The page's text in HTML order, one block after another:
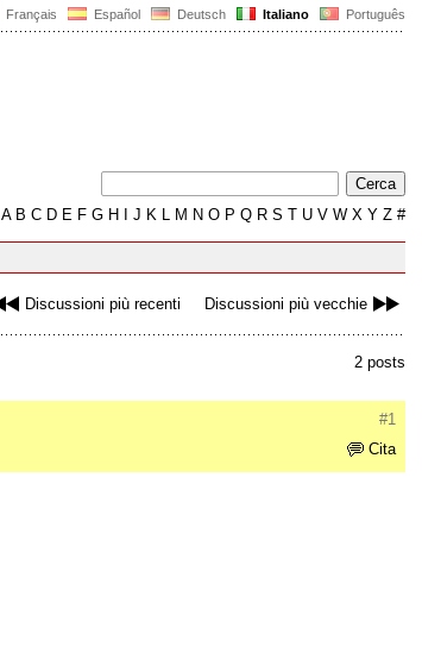
Français Español Deutsch Italiano Português
AB C D E F G H J K L M N O P Q R S T U V W X Y Z #
Discussioni più recenti Discussioni più vecchie
2 posts
#1
Cita